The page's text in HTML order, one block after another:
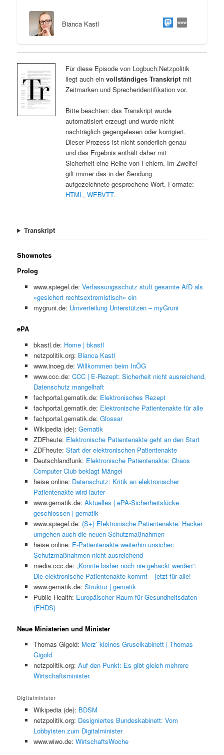
Bianca Kastl
Für diese Episode von Logbuch:Netzpolitik
liegt auch ein vollständiges Transkriptmit
Zeitmarken und Sprecheridentifikation vor.
Bitte beachten: das Transkript wurde
automatisiert erzeugt und wurde nicht
nachträglich gegengelesen oder korrigiert.
Dieser Prozess ist nicht sonderlich genau
und das Ergebnis enthält daher mit
Sicherheit eine Reihe von Fehlern. Im Zweifel
gilt immer das in der Sendung
aufgezeichnete gesprochene Wort. Formate:
HTML, WEBVTT.
Transkript
Shownotes
Prolog
www.spiegel.de: Verfassungsschutz stuft gesamte AfD als
»gesichert rechtsextremistisch« ein
mygruni.de: Umverteilung Unterstützen – myGruni
ePA
bkastl.de: Home | bkastl
netzpolitik.org: Bianca Kastl
www.inoeg.de: Willkommen beim InÖG
www.ccc.de: CCC | E-Rezept: Sicherheit nicht ausreichend,
Datenschutz mangelhaft
fachportal.gematik.de: Elektronisches Rezept
fachportal.gematik.de: Elektronische Patientenakte für alle
fachportal.gematik.de: Glossar
Wikipedia (de): Gematik
ZDFheute: Elektronische Patientenakte geht an den Start
ZDFheute: Start der elektronischen Patientenakte
Deutschlandfunk: Elektronische Patientenakte: Chaos
Computer Club beklagt Mängel
heise online: Datenschutz: Kritik an elektronischer
Patientenakte wird lauter
www.gematik.de: Aktuelles | ePA-Sicherheitslücke
geschlossen | gematik
www.spiegel.de: (S+) Elektronische Patientenakte: Hacker
umgehen auch die neuen Schutzmaßnahmen
heise online: E-Patientenakte weiterhin unsicher:
Schutzmaßnahmen nicht ausreichend
media.ccc.de: „Konnte bisher noch nie gehackt werden“:
Die elektronische Patientenakte kommt – jetzt für alle!
www.gematik.de: Struktur | gematik
Public Health: Europäischer Raum für Gesundheitsdaten
(EHDS)
Neue Ministerien und Minister
Thomas Gigold: Merz’ kleines Gruselkabinett | Thomas
Gigold
netzpolitik.org: Auf den Punkt: Es gibt gleich mehrere
Wirtschaftsminister.
Digitalminister
Wikipedia (de): BDSM
netzpolitik.org: Designiertes Bundeskabinett: Vom
Lobbyisten zum Digitalminister
www.wiwo.de: WirtschaftsWoche